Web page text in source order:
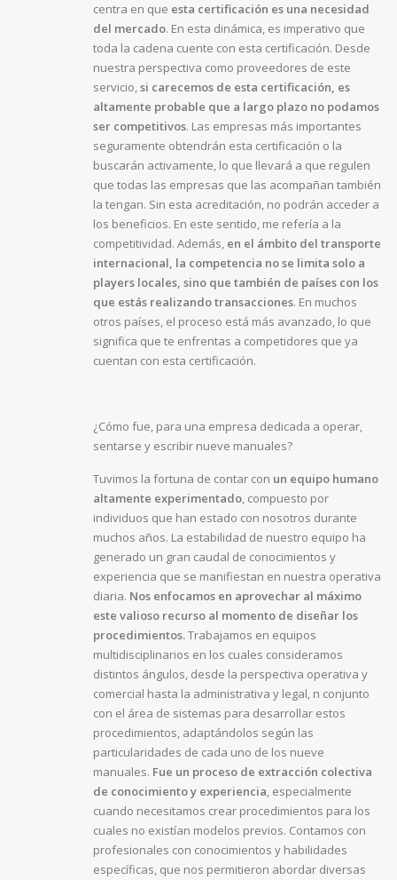
centra en que esta certificación es una necesidad
del mercado. En esta dinámica, es imperativo que
toda la cadena cuente con esta certificación. Desde
nuestra perspectiva como proveedores de este
servicio,si carecemos de esta certificación, es
altamente probable que a largo plazo no podamos
ser competitivos. Las empresas más importantes
seguramente obtendrán esta certificación o la
buscarán activamente, lo que llevará a que regulen
que todas las empresas que las acompañan también
la tengan. Sin esta acreditación, no podrán acceder a
los beneficios. En este sentido, me refería a la
competitividad. Además, en el ámbito del transporte
internacional, la competencia no se limita solo a
players locales, sino que también de países con los
que estás realizando transacciones. En muchos
otros países, el proceso está más avanzado, lo que
significa que te enfrentas a competidores que ya
cuentan con esta certificación.
¿Cómo fue, para una empresa dedicada a operar,
sentarse y escribir nueve manuales?
Tuvimos la fortuna de contar con un equipo humano
altamente experimentado, compuesto por
individuos que han estado con nosotros durante
muchos años. La estabilidad de nuestro equipo ha
generado un gran caudal de conocimientos y
experiencia que se manifiestan en nuestra operativa
diaria. Nos enfocamos en aprovechar al máximo
este valioso recurso al momento de diseñar los
procedimientos.Trabajamos en equipos
multidisciplinarios en los cuales consideramos
distintos ángulos, desde la perspectiva operativa y
comercial hasta la administrativa y legal, n conjunto
con el área de sistemas para desarrollar estos
procedimientos, adaptándolos según las
particularidades de cada uno de los nueve
manuales. Fue un proceso de extracción colectiva
de conocimiento y experiencia, especialmente
cuando necesitamos crear procedimientos para los
cuales no existían modelos previos. Contamos con
profesionales con conocimientos y habilidades
específicas, que nos permitieron abordar diversas